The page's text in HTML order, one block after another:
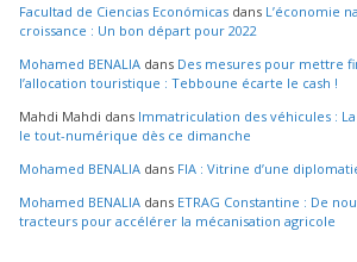
Facultad de Ciencias Económicas dans L’économie
croissance : Un bon départ pour 2022
Mohamed BENALIA dans Des mesures pour mettre
l’allocation touristique : Tebboune écarte le cash !
Mahdi Mahdi dans Immatriculation des véhicules :
le tout-numérique dès ce dimanche
Mohamed BENALIA dans FIA : Vitrine d’une
Mohamed BENALIA dans ETRAG Constantine : De
tracteurs pour accélérer la mécanisation agricole